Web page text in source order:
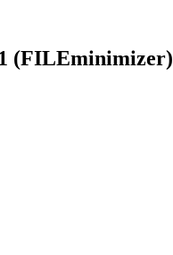
(FILEminimizer)